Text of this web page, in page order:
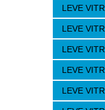
LEVE
LEVE
LEVE
LEVE
LEVE